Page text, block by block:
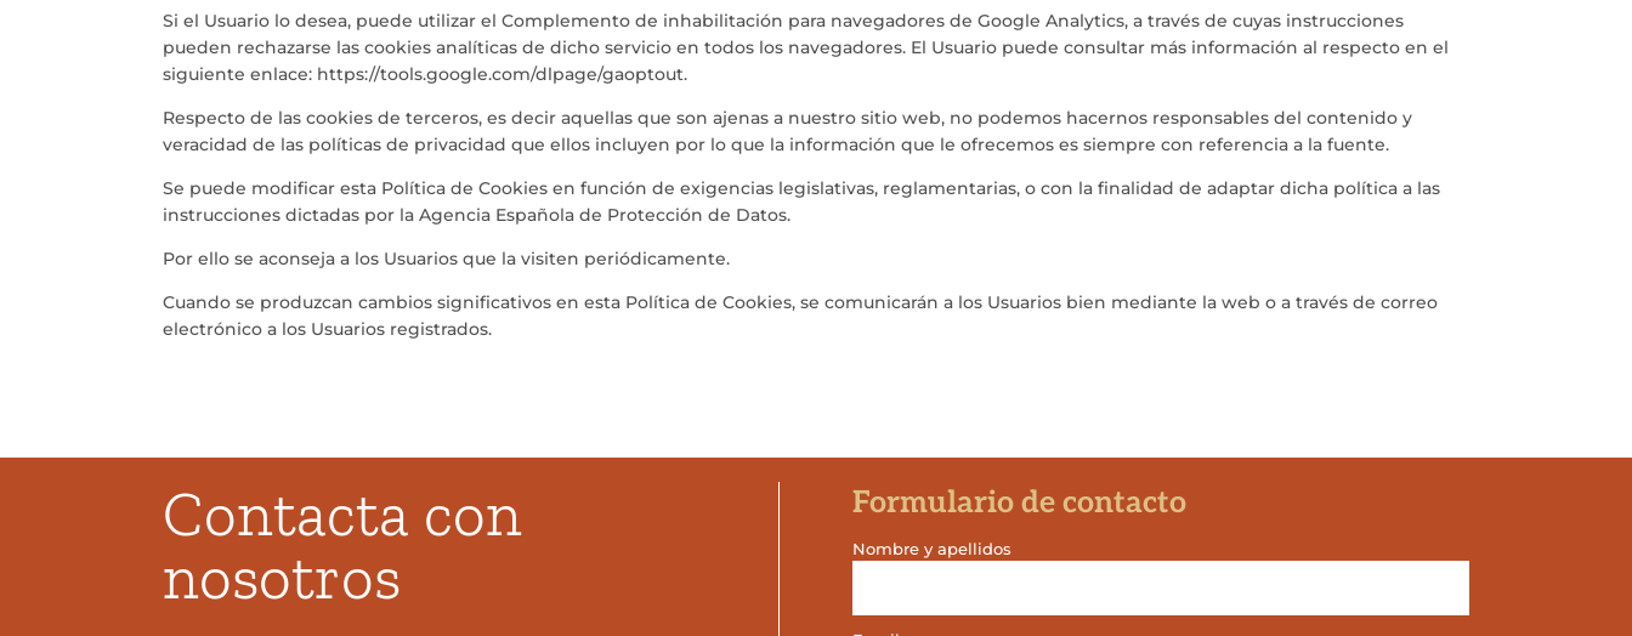
Si el Usuario lo desea, puede utilizar el Complemento de inhabilitación para navegadores de Google Analytics, a través de cuyas instrucciones
pueden rechazarse las cookies analíticas de dicho servicio en todos los navegadores. El Usuario puede consultar más información al respecto en el
siguiente enlace: https://tools.google.com/dlpage/gaoptout.
Respecto de las cookies de terceros, es decir aquellas que son ajenas a nuestro sitio web, no podemos hacernos responsables del contenido y
veracidad de las políticas de privacidad que ellos incluyen por lo que la información que le ofrecemos es siempre con referencia a la fuente.
Se puede modificar esta Política de Cookies en función de exigencias legislativas, reglamentarias, o con la finalidad de adaptar dicha política a las
instrucciones dictadas por la Agencia Española de Protección de Datos.
Por ello se aconseja a los Usuarios que la visiten periódicamente.
Cuando se produzcan cambios significativos en esta Política de Cookies, se comunicarán a los Usuarios bien mediante la web o a través de correo
electrónico a los Usuarios registrados.
Contacta con
nosotros
Formulario de contacto
Nombre y apellidos